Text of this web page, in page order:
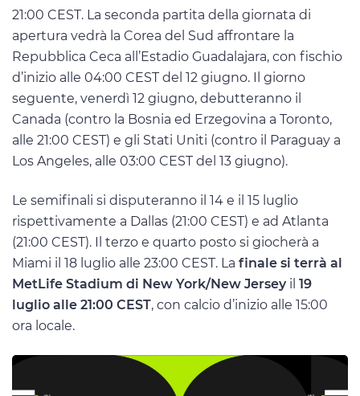
21:00 CEST. La seconda partita della giornata di
apertura vedrà la Corea del Sud affrontare la
Repubblica Ceca all’Estadio Guadalajara, con fischio
d’inizio alle 04:00 CEST del 12 giugno. Il giorno
seguente, venerdì 12 giugno, debutteranno il
Canada (contro la Bosnia ed Erzegovina a Toronto,
alle 21:00 CEST) e gli Stati Uniti (contro il Paraguay a
Los Angeles, alle 03:00 CEST del 13 giugno).
Le semifinali si disputeranno il 14 e il 15 luglio
rispettivamente a Dallas (21:00 CEST) e ad Atlanta
(21:00 CEST). Il terzo e quarto posto si giocherà a
Miami il 18 luglio alle 23:00 CEST. La finale si terrà al
MetLife Stadium di New York/New Jerseyil 19
luglio alle 21:00 CEST, con calcio d’inizio alle 15:00
ora locale.